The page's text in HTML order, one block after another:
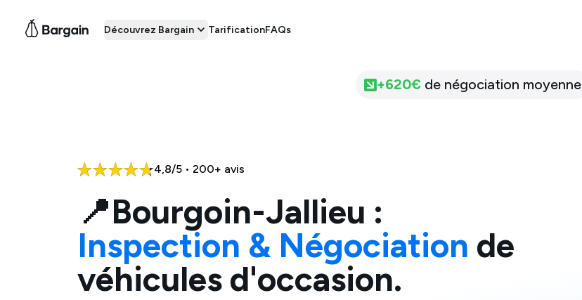
Découvrez Bargain TarificationFAQs
+620€ de négociation moyenne
4,8/5 • 200+ avis
📍Bourgoin-Jallieu :
Inspection & Négociation de
véhicules d'occasion.